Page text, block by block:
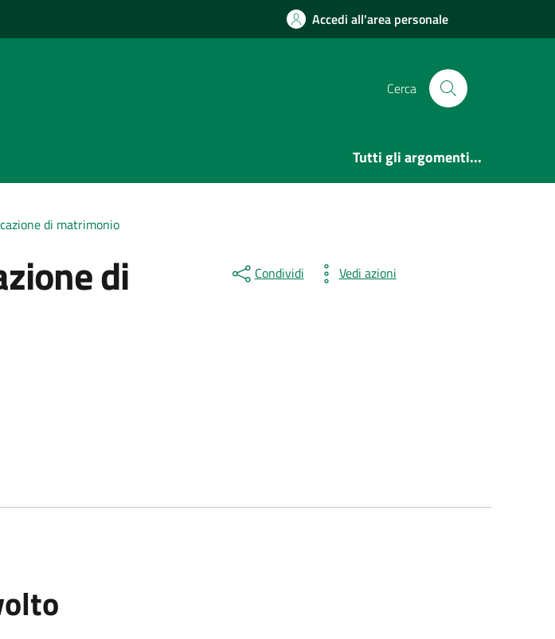
Accedi all'area personale
Cerca
Tutti gli argomenti...
di matrimonio
di Condividi Vedi azioni